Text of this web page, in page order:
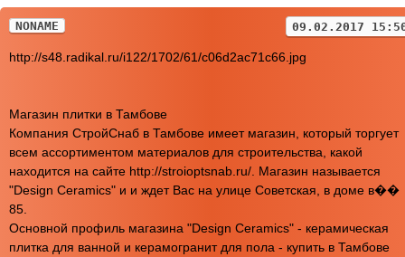
NONAME 09.02.2017
http://s48.radikal.ru/i122/1702/61/c06d2ac71c66.jpg
Магазин плитки в Тамбове
Компания СтройСнаб в Тамбове имеет магазин, который торгует
всем ассортиментом материалов для строительства, какой
находится на сайте http://stroioptsnab.ru/. Магазин называется
"Design Ceramics" и и ждет Вас на улице Советская, в доме в��
85.
Основной профиль магазина "Design Ceramics" - керамическая
плитка для ванной и керамогранит для пола - купить в Тамбове